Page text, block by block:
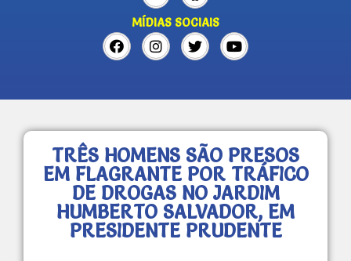
MÍDIAS SOCIAIS
TRÊS HOMENS SÃO PRESOS
EM FLAGRANTE POR TRÁFICO
DE DROGAS NO JARDIM
HUMBERTO SALVADOR, EM
PRESIDENTE PRUDENTE